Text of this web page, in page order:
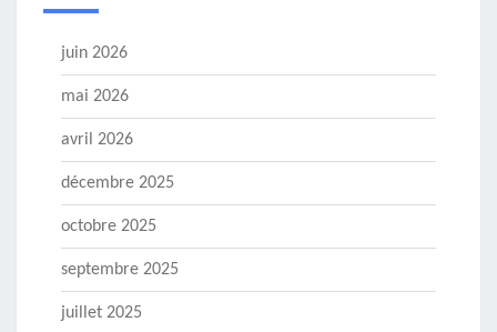
juin 2026
mai 2026
avril 2026
décembre 2025
octobre 2025
septembre 2025
juillet 2025